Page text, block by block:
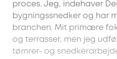
proces. Jeg, indehaver
bygningssnedker og har
branchen. Mit primære
og terrasser, men jeg
tømrer- og